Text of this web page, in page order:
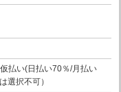
払い(日払い70％/月払い
選択不可）